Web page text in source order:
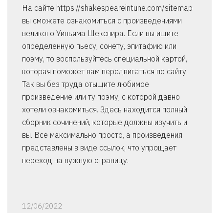
На сайте https://shakespeareintune.com/sitemap
вы сможете ознакомиться с произведениями
великого Уильяма Шекспира. Если вы ищите
определенную пьесу, сонету, эпитафию или
поэму, то воспользуйтесь специальной картой,
которая поможет вам передвигаться по сайту.
Так вы без труда отыщите любимое
произведение или ту поэму, с которой давно
хотели ознакомиться. Здесь находится полный
сборник сочинений, которые должны изучить и
вы. Все максимально просто, а произведения
представлены в виде ссылок, что упрощает
переход на нужную страницу.
12/06/2022